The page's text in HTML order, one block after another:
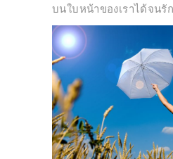
บนใบหน้าของเราได้จน